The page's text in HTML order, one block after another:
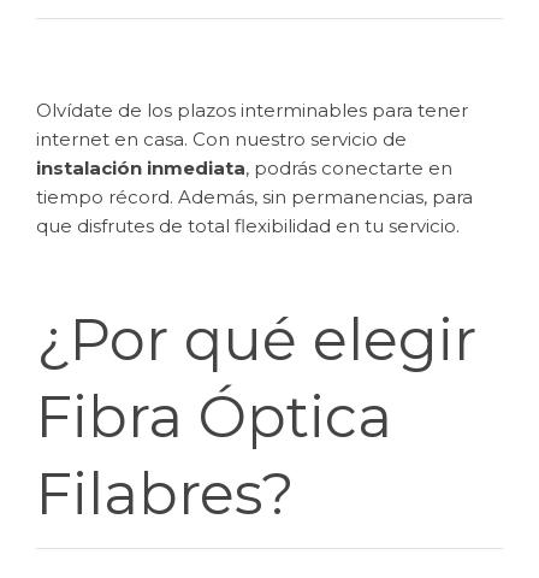
Olvídate de los plazos interminables para tener
internet en casa. Con nuestro servicio de
instalación inmediata, podrás conectarte en
tiempo récord. Además, sin permanencias, para
que disfrutes de total flexibilidad en tu servicio.
¿Por qué elegir
Fibra Óptica
Filabres?